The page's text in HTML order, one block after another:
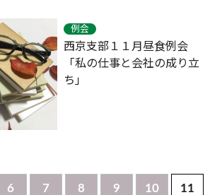
例会
西京支部１１月昼食例会
「私の仕事と会社の成り立
ち」
6 7 8 9 10 11